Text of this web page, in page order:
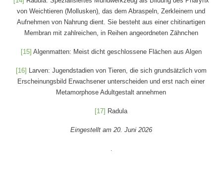
von Weichtieren (Mollusken), das dem Abraspeln, Zerkleinern und
Aufnehmen von Nahrung dient. Sie besteht aus einer chitinartigen
Membran mit zahlreichen, in Reihen angeordneten Zähnchen
[15] Algenmatten: Meist dicht geschlossene Flächen aus Algen
[16] Larven: Jugendstadien von Tieren, die sich grundsätzlich vom
Erscheinungsbild Erwachsener unterscheiden und erst nach einer
Metamorphose Adultgestalt annehmen
[17] Radula
Eingestellt am 20. Juni 2026